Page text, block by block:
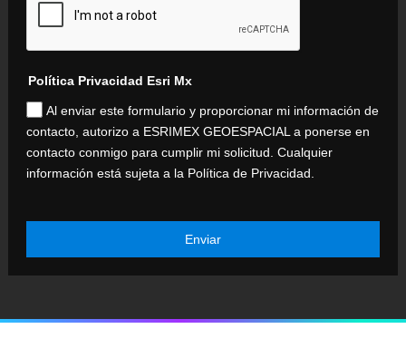
Política Privacidad Esri Mx
Al enviar este formulario y proporcionar mi información de
contacto, autorizo a ESRIMEX GEOESPACIAL a ponerse en
contacto conmigo para cumplir mi solicitud. Cualquier
información está sujeta a la Política de Privacidad.
Enviar